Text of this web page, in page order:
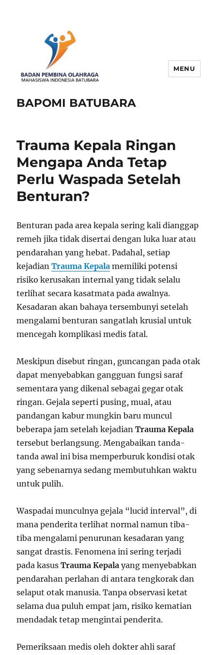
BAPOMI BATUBARA
MENU
Trauma Kepala Ringan
Mengapa Anda Tetap
Perlu Waspada Setelah
Benturan?
Benturan pada area kepala sering kali dianggap
remeh jika tidak disertai dengan luka luar atau
pendarahan yang hebat. Padahal, setiap
kejadianTrauma Kepala memiliki potensi
risiko kerusakan internal yang tidak selalu
terlihat secara kasatmata pada awalnya.
Kesadaran akan bahaya tersembunyi setelah
mengalami benturan sangatlah krusial untuk
mencegah komplikasi medis fatal.
Meskipun disebut ringan, guncangan pada otak
dapat menyebabkan gangguan fungsi saraf
sementara yang dikenal sebagai gegar otak
ringan. Gejala seperti pusing, mual, atau
pandangan kabur mungkin baru muncul
beberapa jam setelah kejadianTrauma Kepala
tersebut berlangsung. Mengabaikan tanda-
tanda awal ini bisa memperburuk kondisi otak
yang sebenarnya sedang membutuhkan waktu
untuk pulih.
Waspadai munculnya gejala “lucid interval”, di
mana penderita terlihat normal namun tiba-
tiba mengalami penurunan kesadaran yang
sangat drastis. Fenomena ini sering terjadi
pada kasusTrauma Kepala yang menyebabkan
pendarahan perlahan di antara tengkorak dan
selaput otak manusia. Tanpa observasi ketat
selama dua puluh empat jam, risiko kematian
mendadak tetap mengintai penderita.
Pemeriksaan medis oleh dokter ahli saraf